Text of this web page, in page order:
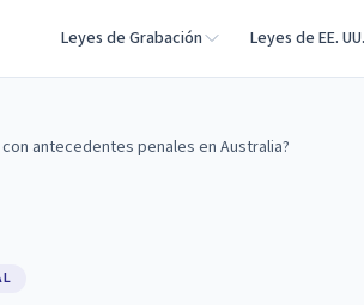
Leyes de Grabación Leyes de EE. UU.
antecedentes penales en Australia?